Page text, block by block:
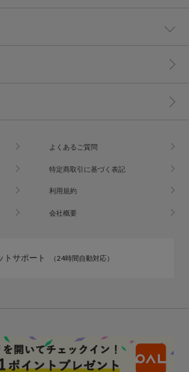
よくあるご質問
特定商取引に基づく表記
利用規約
会社概要
トサポート （24時間自動対応）